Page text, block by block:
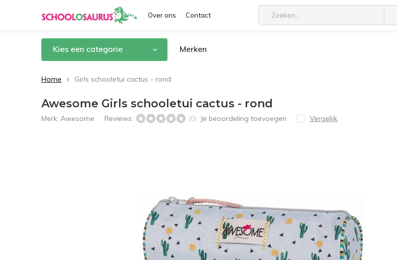
Over ons Contact
Kies een categorie Merken
Home Girls schooletui cactus - rond
Awesome Girls schooletui cactus - rond
Merk: Awesome Reviews: (0) Je beoordeling toevoegen Vergelijk